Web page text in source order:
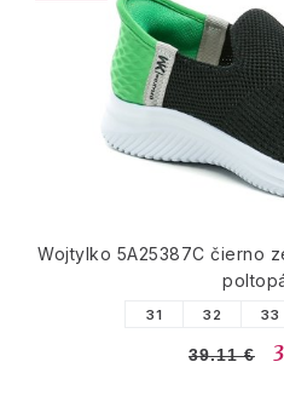
Wojtylko 5A25387C čierno
31 32 33
39.11 €